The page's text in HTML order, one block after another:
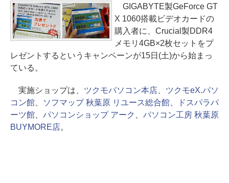
GIGABYTE製GeForce GT
X 1060搭載ビデオカードの
購入者に、Crucial製DDR4
メモリ4GB×2枚セットをプ
レゼントするというキャンペーンが15日(土)から始まっ
ている。
実施ショップは、 ツクモパソコン本店、 ツクモeX.パソ
コン館、 ソフマップ 秋葉原 リユース総合館、
ドスパラパ
ーツ館、 パソコンショップ アーク
パソコン工房 秋葉原
BUYMORE店。